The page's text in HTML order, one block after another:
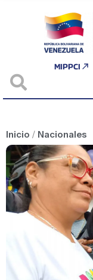
MIPPCI
Inicio / Nacionales